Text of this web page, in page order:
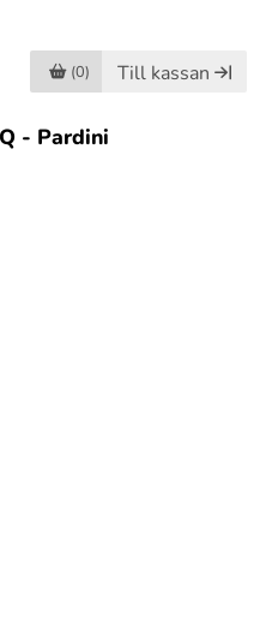
(0) Till kassan
- Pardini